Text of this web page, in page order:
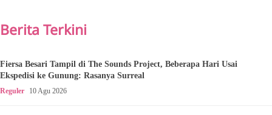
Berita Terkini
Fiersa Besari Tampil di The Sounds Project, Beberapa Hari Usai
Ekspedisi ke Gunung: Rasanya Surreal
Reguler 10 Agu 2026